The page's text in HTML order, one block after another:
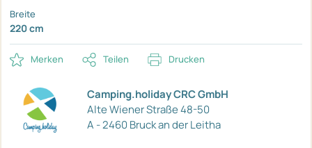
Breite
220 cm
Merken Teilen Drucken
Camping.holiday CRC GmbH
Alte Wiener Straße 48-50
A - 2460 Bruck an der Leitha